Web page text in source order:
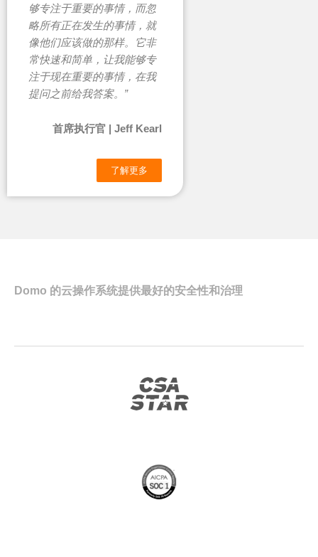
够专注于重要的事情，而忽
略所有正在发生的事情，就
像他们应该做的那样。它非
常快速和简单，让我能够专
注于现在重要的事情，在我
提问之前给我答案。”
首席执行官 | Jeff Kearl
了解更多
Domo 的云操作系统提供最好的安全性和治理